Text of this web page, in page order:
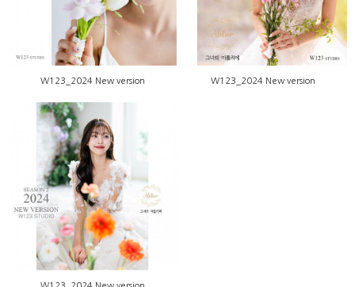
W123_2024 New version W123_2024 New version
W123_2024 New version